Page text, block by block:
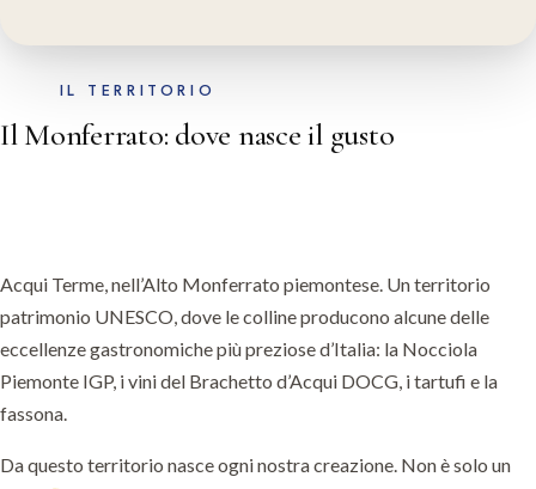
IL TERRITORIO
Il Monferrato: dove nasce il gusto
Acqui Terme, nell’Alto Monferrato piemontese. Un territorio
patrimonio UNESCO, dove le colline producono alcune delle
eccellenze gastronomiche più preziose d’Italia: la Nocciola
Piemonte IGP, i vini del Brachetto d’Acqui DOCG, i tartufi e la
fassona.
Da questo territorio nasce ogni nostra creazione. Non è solo un